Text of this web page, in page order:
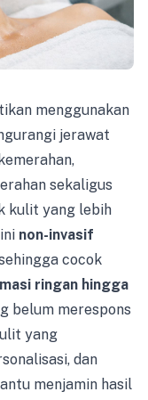
menggunakan
jerawat
sekaligus
kulit yang lebih
non-invasif
cocok
ringan hingga
belum merespons
yang
dan
menjamin hasil